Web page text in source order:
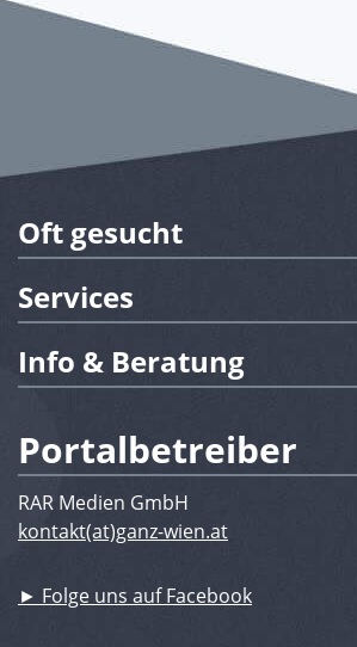
Oft gesucht
Services
Info & Beratung
Portalbetreiber
RAR Medien GmbH
kontakt(at)ganz-wien.at
► Folge uns auf Facebook